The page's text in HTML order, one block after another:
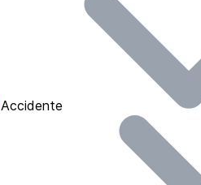
Accidente